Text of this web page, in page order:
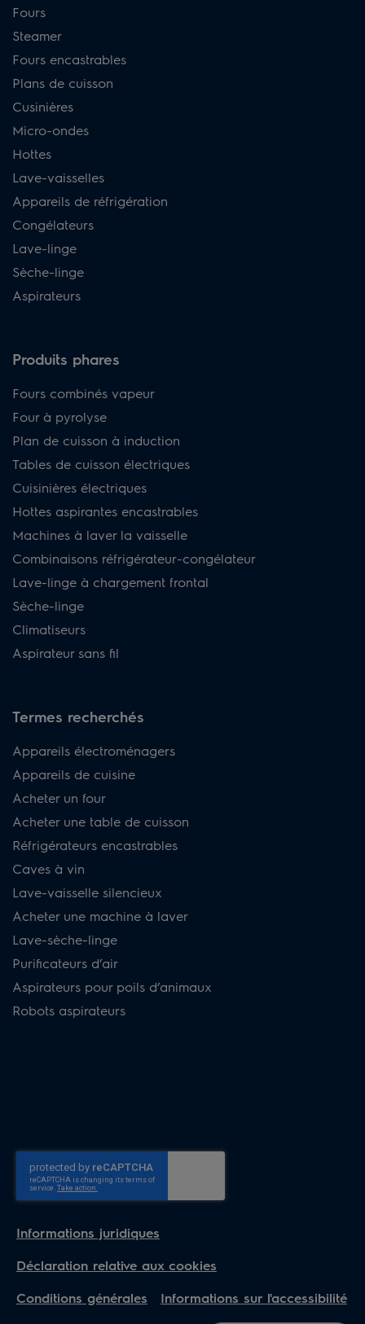
Fours
Steamer
Fours encastrables
Plans de cuisson
Cusinières
Micro-ondes
Hottes
Lave-vaisselles
Appareils de réfrigération
Congélateurs
Lave-linge
Sèche-linge
Aspirateurs
Produits phares
Fours combinés vapeur
Four à pyrolyse
Plan de cuisson à induction
Tables de cuisson électriques
Cuisinières électriques
Hottes aspirantes encastrables
Machines à laver la vaisselle
Combinaisons réfrigérateur-congélateur
Lave-linge à chargement frontal
Sèche-linge
Climatiseurs
Aspirateur sans fil
Termes recherchés
Appareils électroménagers
Appareils de cuisine
Acheter un four
Acheter une table de cuisson
Réfrigérateurs encastrables
Caves à vin
Lave-vaisselle silencieux
Acheter une machine à laver
Lave-sèche-linge
Purificateurs d’air
Aspirateurs pour poils d’animaux
Robots aspirateurs
Informations juridiques
Déclaration relative aux cookies
Conditions générales
Informations sur l'accessibilité